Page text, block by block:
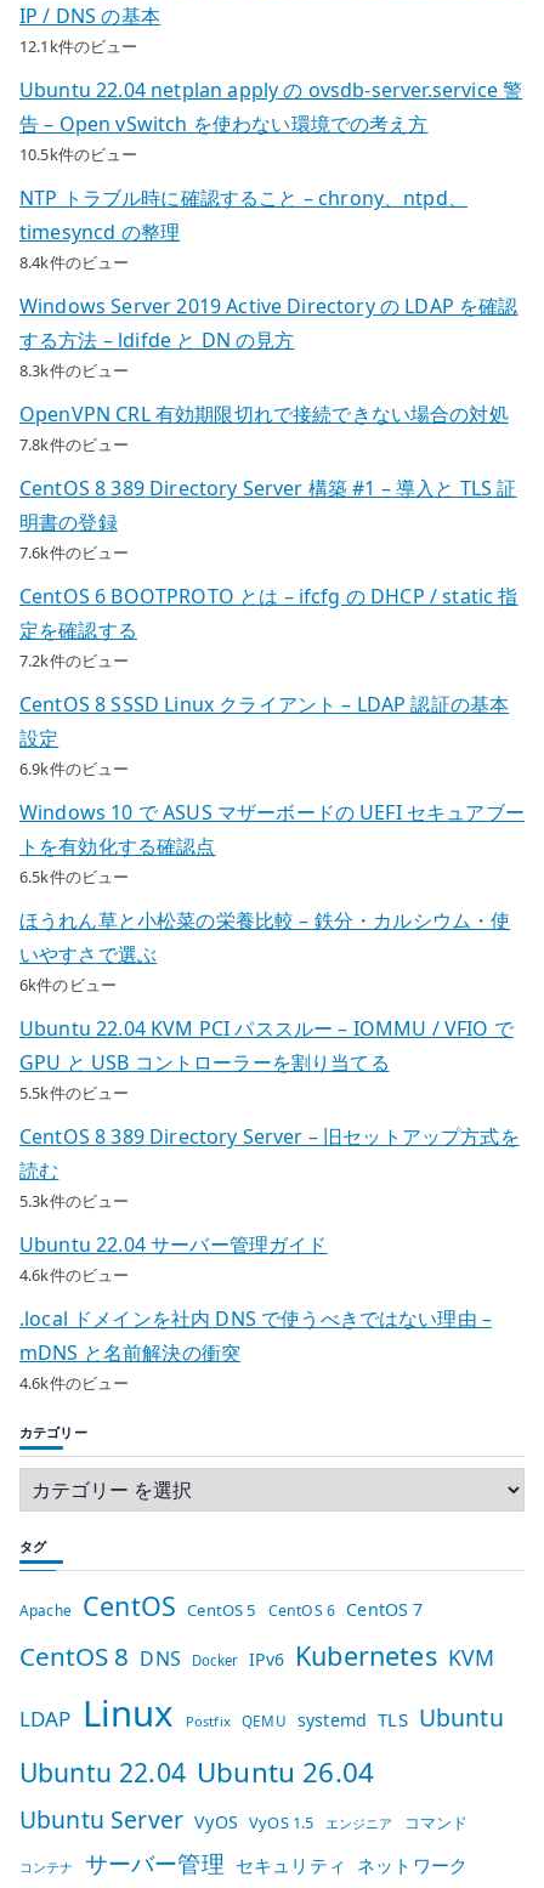
IP / DNS の基本
12.1k件のビュー
Ubuntu 22.04 netplan apply の ovsdb-server.service 警
告 – Open vSwitch を使わない環境での考え方
10.5k件のビュー
NTP トラブル時に確認すること – chrony、ntpd、
timesyncd の整理
8.4k件のビュー
Windows Server 2019 Active Directory の LDAP を確認
する方法 – ldifde と DN の見方
8.3k件のビュー
OpenVPN CRL 有効期限切れで接続できない場合の対処
7.8k件のビュー
CentOS 8 389 Directory Server 構築 #1 – 導入と TLS 証
明書の登録
7.6k件のビュー
CentOS 6 BOOTPROTO とは – ifcfg の DHCP / static 指
定を確認する
7.2k件のビュー
CentOS 8 SSSD Linux クライアント – LDAP 認証の基本
設定
6.9k件のビュー
Windows 10 で ASUS マザーボードの UEFI セキュアブー
トを有効化する確認点
6.5k件のビュー
ほうれん草と小松菜の栄養比較 – 鉄分・カルシウム・使
いやすさで選ぶ
6k件のビュー
Ubuntu 22.04 KVM PCI パススルー – IOMMU / VFIO で
GPU と USB コントローラーを割り当てる
5.5k件のビュー
CentOS 8 389 Directory Server – 旧セットアップ方式を
読む
5.3k件のビュー
Ubuntu 22.04 サーバー管理ガイド
4.6k件のビュー
.local ドメインを社内 DNS で使うべきではない理由 –
mDNS と名前解決の衝突
4.6k件のビュー
カテゴリー
タグ
Apache CentOS CentOS 5 CentOS 6 CentOS 7
CentOS 8 DNS Docker IPv6 Kubernetes KVM
LDAP Linux Postfix QEMU systemd TLS Ubuntu
Ubuntu 22.04 Ubuntu 26.04
Ubuntu Server VyOS VyOS 1.5 エンジニア コマンド
コンテナ サーバー管理 セキュリティ ネットワーク